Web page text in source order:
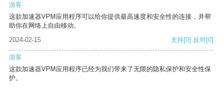
游客
这款加速器VPM应用程序可以给你提供最高速度和安全性的连接，并帮
助你在网络上自由移动。
2024-02-15
支持[0] 反对[0]
游客
这款加速器VPM应用程序已经为我们带来了无限的隐私保护和安全性保
护。